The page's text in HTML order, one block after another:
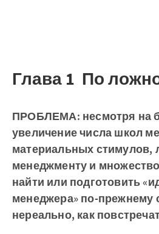
Глава 1 По
ПРОБЛЕМА: несмотря на
увеличение числа школ
материальных стимулов,
менеджменту и
найти или подготовить
менеджера» по-прежнему
нереально, как